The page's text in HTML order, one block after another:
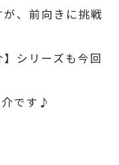
、前向きに挑戦
シリーズも今回
です♪